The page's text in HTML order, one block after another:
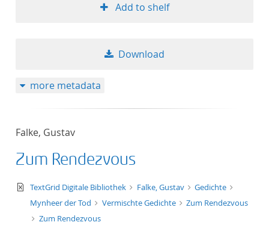
Add to shelf
Download
more metadata
Falke, Gustav
Zum Rendezvous
text/xml
TextGrid Digitale Bibliothek Falke, Gustav
Gedichte
Mynheer der Tod
Vermischte Gedichte
Zum Rendezvous
Zum Rendezvous